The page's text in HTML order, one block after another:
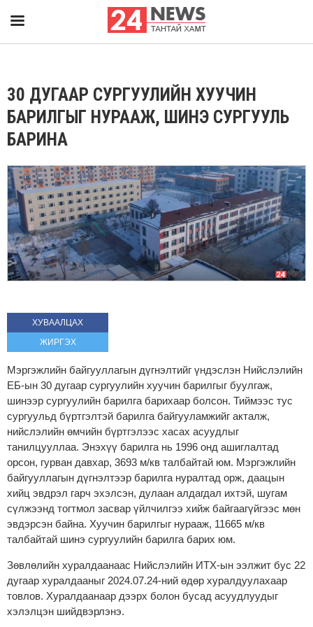
30 ДУГААР СУРГУУЛИЙН ХУУЧИН
БАРИЛГЫГ НУРААЖ, ШИНЭ СУРГУУЛЬ
БАРИНА
ХУВААЛЦАХ
ЖИРГЭХ
Мэргэжлийн байгууллагын дүгнэлтийг үндэслэн Нийслэлийн
ЕБ-ын 30 дугаар сургуулийн хуучин барилгыг буулгаж,
шинээр сургуулийн барилга барихаар болсон. Тиймээс тус
сургуульд бүртгэлтэй барилга байгууламжийг акталж,
нийслэлийн өмчийн бүртгэлээс хасах асуудлыг
танилцууллаа. Энэхүү барилга нь 1996 онд ашиглалтад
орсон, гурван давхар, 3693 м/кв талбайтай юм. Мэргэжлийн
байгууллагын дүгнэлтээр барилга нуралтад орж, даацын
хийц эвдрэл гарч эхэлсэн, дулаан алдагдал ихтэй, шугам
сүлжээнд тогтмол засвар үйлчилгээ хийж байгаагүйгээс мөн
эвдэрсэн байна. Хуучин барилгыг нурааж, 11665 м/кв
талбайтай шинэ сургуулийн барилга барих юм.
Зөвлөлийн хуралдаанаас Нийслэлийн ИТХ-ын ээлжит бус 22
дугаар хуралдааныг 2024.07.24-ний өдөр хуралдуулахаар
товлов. Хуралдаанаар дээрх болон бусад асуудлуудыг
хэлэлцэн шийдвэрлэнэ.